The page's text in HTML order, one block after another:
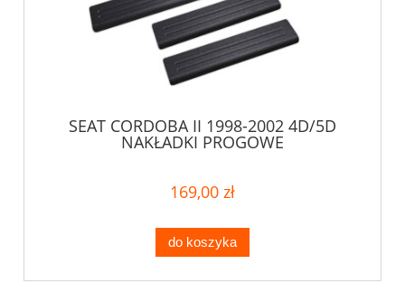
SEAT CORDOBA II 1998-2002 4D/5D
NAKŁADKI PROGOWE
169,00 zł
do koszyka